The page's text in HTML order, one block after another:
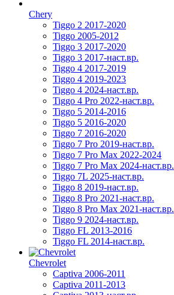
Chery
Tiggo 2 2017-2020
Tiggo 2005-2012
Tiggo 3 2017-2020
Tiggo 3 2017-наст.вр.
Tiggo 4 2017-2019
Tiggo 4 2019-2023
Tiggo 4 2024-наст.вр.
Tiggo 4 Pro 2022-наст.вр.
Tiggo 5 2014-2016
Tiggo 5 2016-2020
Tiggo 7 2016-2020
Tiggo 7 Pro 2019-наст.вр.
Tiggo 7 Pro Max 2022-2024
Tiggo 7 Pro Max 2024-наст.вр.
Tiggo 7L 2025-наст.вр.
Tiggo 8 2019-наст.вр.
Tiggo 8 Pro 2021-наст.вр.
Tiggo 8 Pro Max 2021-наст.вр.
Tiggo 9 2024-наст.вр.
Tiggo FL 2013-2016
Tiggo FL 2014-наст.вр.
Chevrolet
Captiva 2006-2011
Captiva 2011-2013